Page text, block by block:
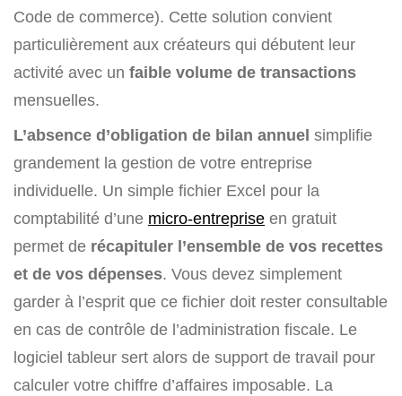
Code de commerce). Cette solution convient
particulièrement aux créateurs qui débutent leur
activité avec un faible volume de transactions
mensuelles.
L’absence d’obligation de bilan annuel simplifie
grandement la gestion de votre entreprise
individuelle. Un simple fichier Excel pour la
comptabilité d’une micro-entreprise en gratuit
permet de récapituler l’ensemble de vos recettes
et de vos dépenses. Vous devez simplement
garder à l’esprit que ce fichier doit rester consultable
en cas de contrôle de l’administration fiscale. Le
logiciel tableur sert alors de support de travail pour
calculer votre chiffre d’affaires imposable. La